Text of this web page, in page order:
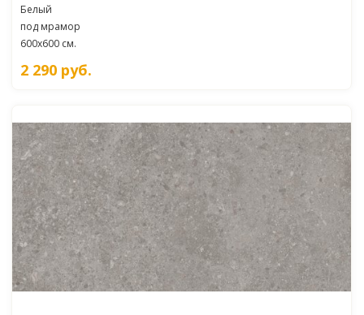
Белый
под мрамор
600x600 см.
2 290 руб.